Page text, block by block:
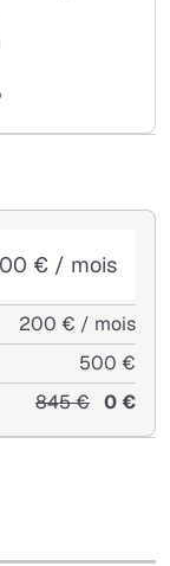
€ / mois
200 € / mois
500 €
845 € 0 €